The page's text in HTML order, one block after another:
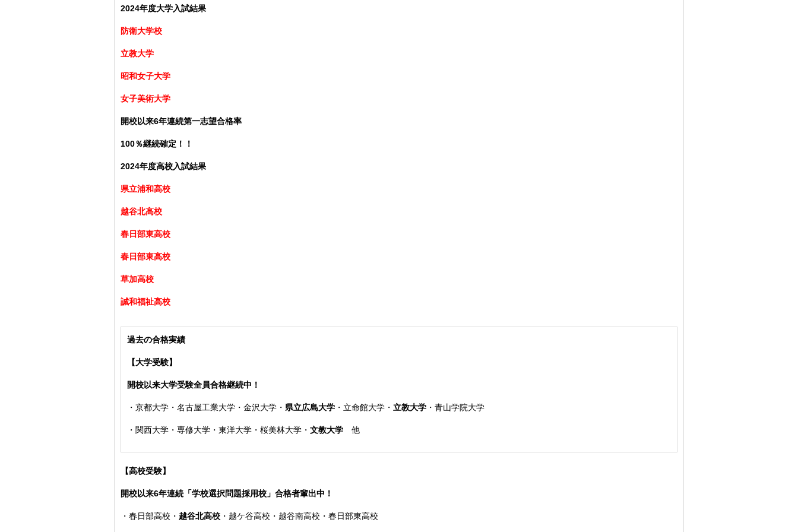
2024年度大学入試結果
防衛大学校
立教大学
昭和女子大学
女子美術大学
開校以来6年連続第一志望合格率
100％継続確定！！
2024年度高校入試結果
県立浦和高校
越谷北高校
春日部東高校
春日部東高校
草加高校
誠和福祉高校
過去の合格実績
【大学受験】
開校以来大学受験全員合格継続中！
・ 京都大学・名古屋工業大学・金沢大学 ・ 県立広島大学 ・ 立命館大学・ 立教大学 ・青山学院大学
・ 関西大学 ・専修大学・東洋大学・桜美林大学・ 文教大学 他
【高校受験】
開校以来6年連続「学校選択問題採用校」合格者輩出中！
・ 春日部高校 ・ 越谷北高校 ・ 越ケ谷高校・越谷南高校・春日部東高校